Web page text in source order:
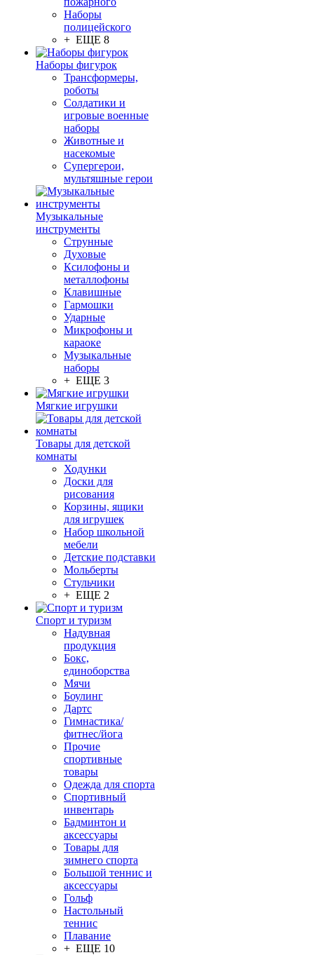
Наборы
полицейского
+ ЕЩЕ 8
Наборы фигурок
Трансформеры,
роботы
Солдатики и
игровые военные
наборы
Животные и
насекомые
Супергерои,
мультяшные герои
Музыкальные
инструменты
Струнные
Духовые
Ксилофоны и
металлофоны
Клавишные
Гармошки
Ударные
Микрофоны и
караоке
Музыкальные
наборы
+ ЕЩЕ 3
Мягкие игрушки
Товары для детской
комнаты
Ходунки
Доски для
рисования
Корзины, ящики
для игрушек
Набор школьной
мебели
Детские подставки
Мольберты
Стульчики
+ ЕЩЕ 2
Спорт и туризм
Надувная
продукция
Бокс,
единоборства
Мячи
Боулинг
Дартс
Гимнастика/
фитнес/йога
Прочие
спортивные
товары
Одежда для спорта
Спортивный
инвентарь
Бадминтон и
аксессуары
Товары для
зимнего спорта
Большой теннис и
аксессуары
Гольф
Настольный
теннис
Плавание
+ ЕЩЕ 10